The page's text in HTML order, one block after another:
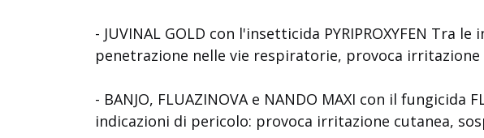
- JUVINAL GOLD con l'insetticida PYRIPROXYFEN Tra
penetrazione nelle vie respiratorie, provoca
- BANJO, FLUAZINOVA e NANDO MAXI con il fungicida
indicazioni di pericolo: provoca irritazione cutanea,